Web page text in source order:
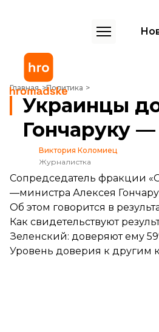
Главная Политика
Украинцы доверяют Бойко больше,
Украинцы
Гончаруку
Виктория Коломиец
Журналистка
Сопредседатель фракции
—министра Алексея
Об этом говорится в
Как свидетельствуют
Зеленский: доверяют ему
Уровень доверия к другим